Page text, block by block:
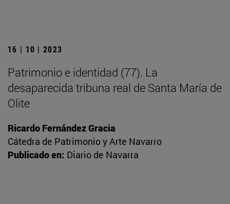
16 | 10 | 2023
Patrimonio e identidad (77). La
desaparecida tribuna real de Santa María de
Olite
Ricardo Fernández Gracia
Cátedra de Patrimonio y Arte Navarro
Publicado en: Diario de Navarra